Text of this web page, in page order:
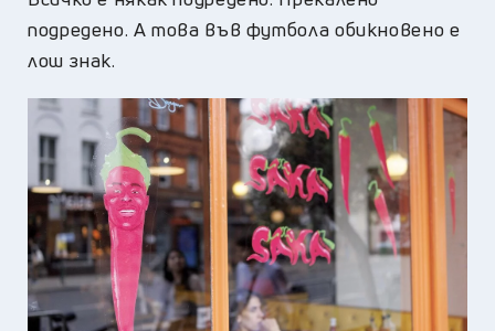
подредено. А това във футбола обикновено е
лош знак.